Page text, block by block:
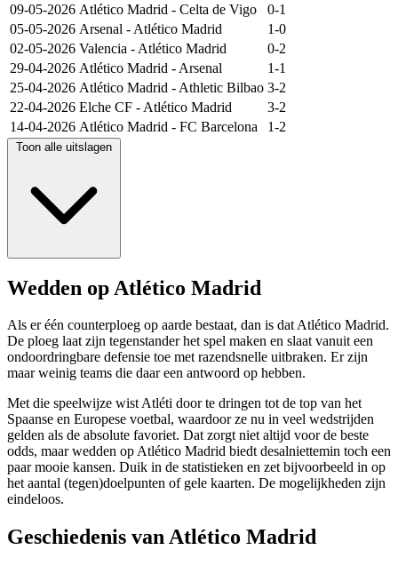
09-05-2026 Atlético Madrid - Celta de Vigo
0-1
05-05-2026 Arsenal - Atlético Madrid
1-0
02-05-2026 Valencia - Atlético Madrid
0-2
29-04-2026 Atlético Madrid - Arsenal
1-1
25-04-2026 Atlético Madrid - Athletic Bilbao 3-2
22-04-2026 Elche CF - Atlético Madrid
3-2
14-04-2026 Atlético Madrid - FC Barcelona 1-2
Toon alle uitslagen
Wedden op Atlético Madrid
Als er één counterploeg op aarde bestaat, dan is dat Atlético Madrid.
De ploeg laat zijn tegenstander het spel maken en slaat vanuit een
ondoordringbare defensie toe met razendsnelle uitbraken. Er zijn
maar weinig teams die daar een antwoord op hebben.
Met die speelwijze wist Atléti door te dringen tot de top van het
Spaanse en Europese voetbal, waardoor ze nu in veel wedstrijden
gelden als de absolute favoriet. Dat zorgt niet altijd voor de beste
odds, maar wedden op Atlético Madrid biedt desalniettemin toch een
paar mooie kansen. Duik in de statistieken en zet bijvoorbeeld in op
het aantal (tegen)doelpunten of gele kaarten. De mogelijkheden zijn
eindeloos.
Geschiedenis van Atlético Madrid